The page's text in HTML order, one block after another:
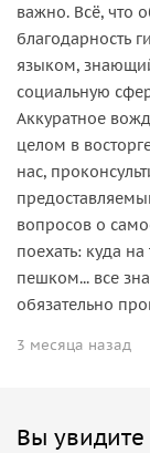
важно. Всё, что
благодарность
языком,
социальную
Аккуратное
целом в
нас,
вопросов о
поехать: куда
пешком... все
обязательно
3 месяца назад
Вы увидите